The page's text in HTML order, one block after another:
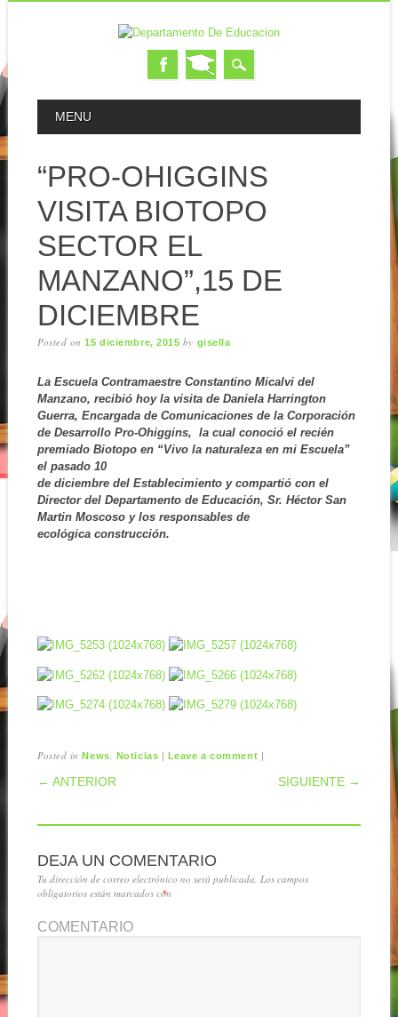
MAIN MENU
MENU
“PRO-OHIGGINS
VISITA BIOTOPO
SECTOR EL
MANZANO”,15 DE
DICIEMBRE
Posted on15 diciembre, 2015 by gisella
La Escuela Contramaestre Constantino Micalvi del
Manzano, recibió hoy la visita de Daniela Harrington
Guerra, Encargada de Comunicaciones de la Corporación
de Desarrollo Pro-Ohiggins, la cual conoció el recién
premiado Biotopo en “Vivo la naturaleza en mi Escuela”
el pasado 10
de diciembre del Establecimiento y compartió con el
Director del Departamento de Educación, Sr. Héctor San
Martin Moscoso y los responsables de
ecológica construcción.
Posted inNews Noticias | Leave a comment |
POST NAVIGATION
← ANTERIOR SIGUIENTE →
DEJA UN COMENTARIO
Tu dirección de correo electrónico no será publicada. Los campos
obligatorios están marcados con
*
COMENTARIO